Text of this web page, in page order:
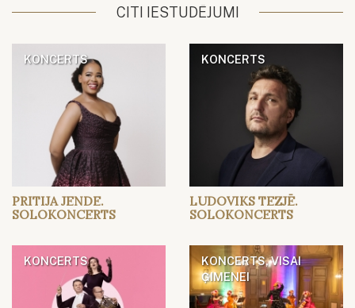
CITI IESTUDĒJUMI
KONCERTS
PRITIJA JENDE.
SOLOKONCERTS
KONCERTS
LUDOVIKS TEZJĒ.
SOLOKONCERTS
KONCERTS
KONCERTS, VISAI
ĢIMENEI